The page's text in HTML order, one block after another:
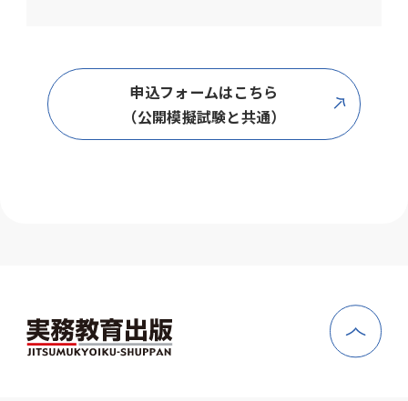
申込フォームはこちら
（公開模擬試験と共通）